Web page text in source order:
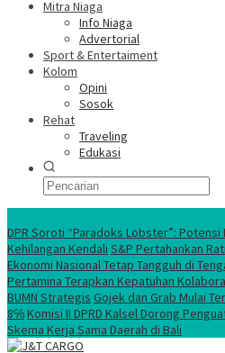
Mitra Niaga
Info Niaga
Advertorial
Sport & Entertaiment
Kolom
Opini
Sosok
Rehat
Traveling
Edukasi
DPR Soroti “Paradoks Lobster”:
Kehilangan Kendali S&P Pertahankan
Ekonomi Nasional Tetap Tangguh di
Pertamina Terapkan Kepatuhan
BUMN Strategis Gojek dan Grab Mulai
8℅Komisi II DPRD Kalsel Dorong
Skema Kerja Sama Daerah di Bali